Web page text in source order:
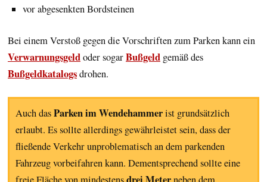
vor abgesenkten Bordsteinen
Bei einem Verstoß gegen die Vorschriften zum Parken kann ein
Verwarnungsgeldoder sogarBußgeld gemäß des
Bußgeldkatalogsdrohen.
Auch dasParken im Wendehammerist grundsätzlich
erlaubt. Es sollte allerdings gewährleistet sein, dass der
fließende Verkehr unproblematisch an dem parkenden
Fahrzeug vorbeifahren kann. Dementsprechend sollte eine